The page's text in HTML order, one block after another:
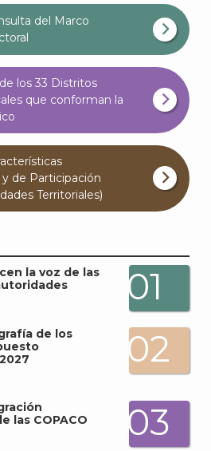
del Marco
los 33 Distritos
que conforman la
de Participación
Territoriales)
la voz de las
01
de los
02
las COPACO
03